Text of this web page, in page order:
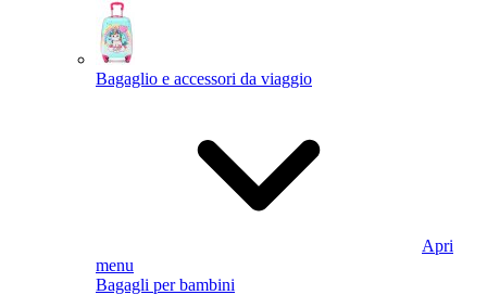
Bagaglio e accessori da viaggio
Apri
menu
Bagagli per bambini